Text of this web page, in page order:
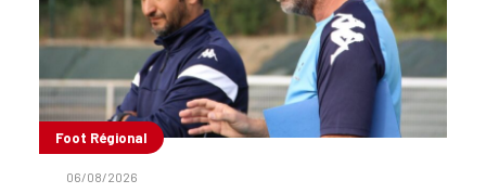
Foot Régional
06/08/2026